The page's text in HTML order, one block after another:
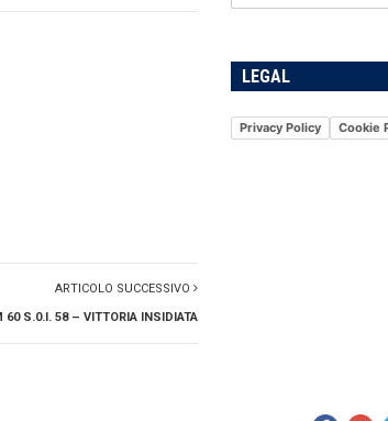
ARTICOLO SUCCESSIVO
60 S.0.I. 58 – VITTORIA INSIDIATA
LEGAL
Privacy Policy Cookie